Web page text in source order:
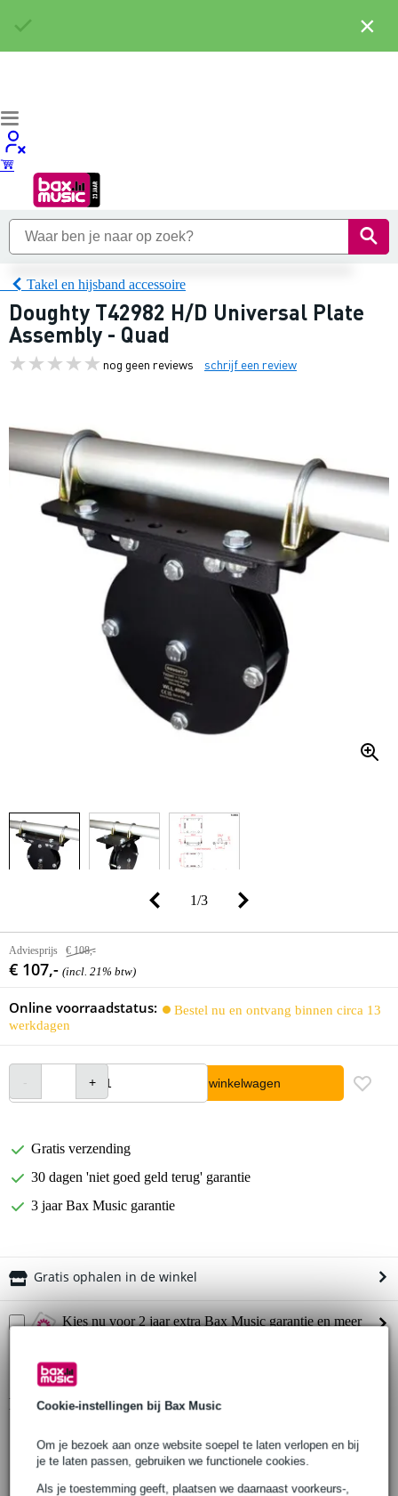
Cookie-instellingen bij Bax Music
Om je bezoek aan onze website soepel te laten verlopen en bij
je te laten passen, gebruiken we functionele cookies.
Als je toestemming geeft, plaatsen we daarnaast voorkeurs-,
Takel en hijsband accessoire
Doughty T42982 H/D Universal Plate
Assembly - Quad
nog geen reviews schrijf een review
1/3
Adviesprijs € 108,-
€ 107,- (incl. 21% btw)
Online voorraadstatus:
Bestel nu en ontvang binnen circa 13
werkdagen
In winkelwagen
Gratis verzending
30 dagen 'niet goed geld terug' garantie
3 jaar Bax Music garantie
Gratis ophalen in de winkel
Kies nu voor 2 jaar extra Bax Music garantie en meer
€ 5,35 eenmalig
Productinformatie
type: heavy duty universele plaatassemblage
geschikt voor: viervoudige katrol (quad pulley)
×